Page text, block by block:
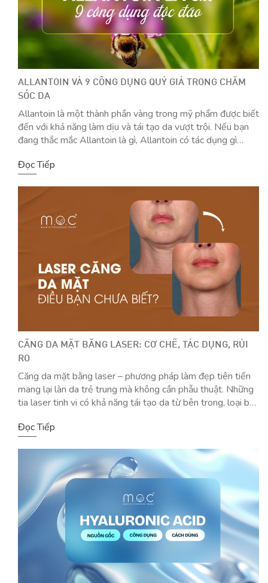
ALLANTOIN VÀ 9 CÔNG DỤNG QUÝ GIÁ TRONG CHĂM
SÓC DA
Allantoin là một thành phần vàng trong mỹ phẩm được biết
đến với khả năng làm dịu và tái tạo da vượt trội. Nếu bạn
đang thắc mắc Allantoin là gì, Allantoin có tác dụng gì
viết này sẽ cung cấp câu trả […]
Đọc Tiếp
CĂNG DA MẶT BẰNG LASER: CƠ CHẾ, TÁC DỤNG, RỦI
RO
Căng da mặt bằng laser – phương pháp làm đẹp tiên tiến
mang lại làn da trẻ trung mà không cần phẫu thuật. Những
tia laser tinh vi có khả năng tái tạo da từ bên trong, loại bỏ
bên cạnh những lợi […]
Đọc Tiếp